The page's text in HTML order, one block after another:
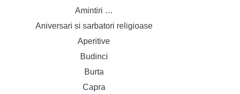
Amintiri …
Aniversari si sarbatori religioase
Aperitive
Budinci
Burta
Capra